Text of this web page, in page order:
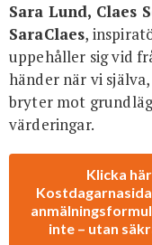
Sara Lund, Claes
SaraClaes,
uppehåller sig vid
händer när vi
bryter mot
värderingar.
Klicka
inte – utan